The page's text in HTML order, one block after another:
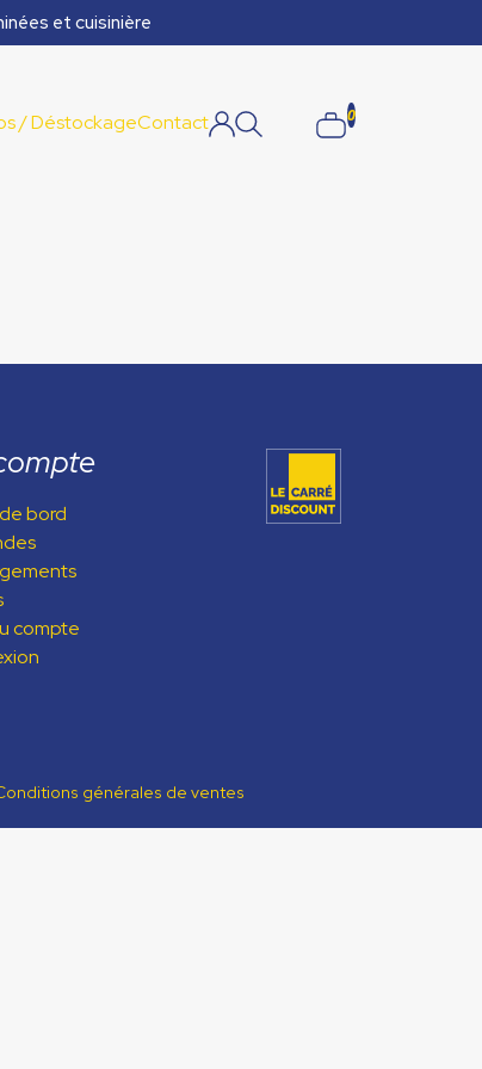
et cuisinière
/ DéstockageContact 0
bord
compte
générales de ventes